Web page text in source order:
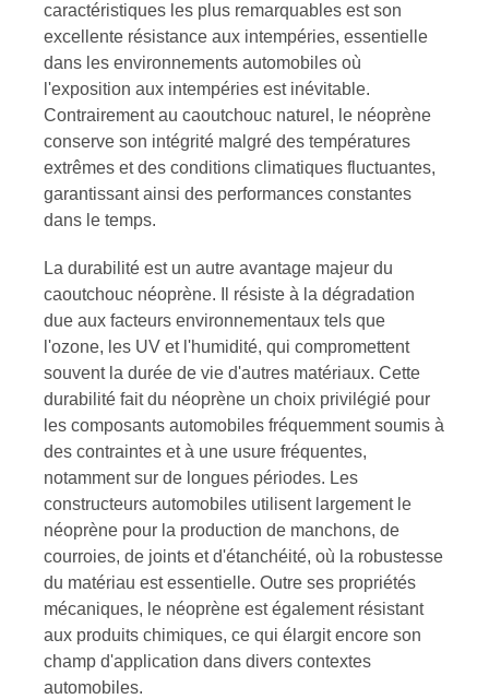
caractéristiques les plus remarquables est son
excellente résistance aux intempéries, essentielle
dans les environnements automobiles où
l'exposition aux intempéries est inévitable.
Contrairement au caoutchouc naturel, le néoprène
conserve son intégrité malgré des températures
extrêmes et des conditions climatiques fluctuantes,
garantissant ainsi des performances constantes
dans le temps.
La durabilité est un autre avantage majeur du
caoutchouc néoprène. Il résiste à la dégradation
due aux facteurs environnementaux tels que
l'ozone, les UV et l'humidité, qui compromettent
souvent la durée de vie d'autres matériaux. Cette
durabilité fait du néoprène un choix privilégié pour
les composants automobiles fréquemment soumis à
des contraintes et à une usure fréquentes,
notamment sur de longues périodes. Les
constructeurs automobiles utilisent largement le
néoprène pour la production de manchons, de
courroies, de joints et d'étanchéité, où la robustesse
du matériau est essentielle. Outre ses propriétés
mécaniques, le néoprène est également résistant
aux produits chimiques, ce qui élargit encore son
champ d'application dans divers contextes
automobiles.